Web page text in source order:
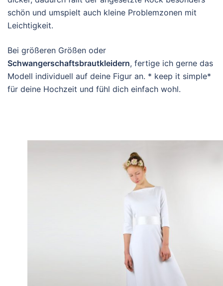
schön und umspielt auch kleine Problemzonen mit
Leichtigkeit.
Bei größeren Größen oder
Schwangerschaftsbrautkleidern, fertige ich gerne das
Modell individuell auf deine Figur an. * keep it simple*
für deine Hochzeit und fühl dich einfach wohl.